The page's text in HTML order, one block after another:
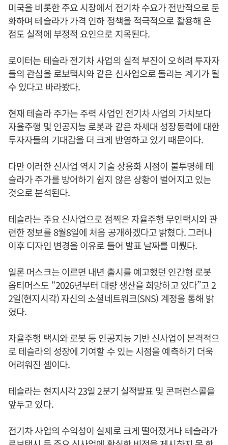
미국을 비롯한 주요 시장에서 전기차 수요가 전반적으로 둔
화하며 테슬라가 가격 인하 정책을 적극적으로 활용해 온
점도 실적에 부정적 요인으로 지목된다.
로이터는 테슬라 전기차 사업의 실적 부진이 오히려 투자자
들의 관심을 로보택시와 같은 신사업으로 돌리는 계기가 될
수 있다고 바라봤다.
현재 테슬라 주가는 주력 사업인 전기차 사업의 가치보다
자율주행 및 인공지능 로봇과 같은 차세대 성장동력에 대한
투자자들의 기대감을 더 크게 반영하고 있기 때문이다.
다만 이러한 신사업 역시 기술 상용화 시점이 불투명해 테
슬라가 주가를 방어하기 쉽지 않은 상황이 벌어지고 있는
것으로 분석된다.
테슬라는 주요 신사업으로 점찍은 자율주행 무인택시와 관
련한 정보를 8월8일에 처음 공개하겠다고 밝혔다. 그러나
이후 디자인 변경을 이유로 들어 발표 날짜를 미뤘다.
일론 머스크는 이르면 내년 출시를 예고했던 인간형 로봇
옵티머스도 “2026년부터 대량 생산을 희망하고 있다”고 2
2일(현지시각) 자신의 소셜네트워크(SNS) 계정을 통해 밝
혔다.
자율주행 택시와 로봇 등 인공지능 기반 신사업이 본격적으
로 테슬라의 성장에 기여할 수 있는 시점을 예측하기 더욱
어려워진 셈이다.
테슬라는 현지시각 23일 2분기 실적발표 및 콘퍼런스콜을
앞두고 있다.
전기차 사업의 수익성이 실제로 크게 떨어졌거나 테슬라가